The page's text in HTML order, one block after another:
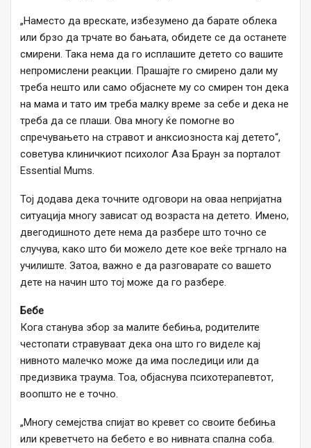
„Наместо да врескате, избезумено да барате облека
или брзо да трчате во бањата, обидете се да останете
смирени. Така нема да го исплашите детето со вашите
непромислени реакции. Прашајте го смирено дали му
треба нешто или само објаснете му со смирен тон дека
на мама и тато им треба малку време за себе и дека не
треба да се плаши. Ова многу ќе помогне во
спречувањето на стравот и анксиозноста кај детето“,
советува клиничкиот психолог Аза Браун за порталот
Essential Mums.
Тој додава дека точните одговори на оваа непријатна
ситуација многу зависат од возраста на детето. Имено,
двегодишното дете нема да разбере што точно се
случува, како што би можело дете кое веќе тргнало на
училиште. Затоа, важно е да разговарате со вашето
дете на начин што тој може да го разбере.
Бебе
Кога станува збор за малите бебиња, родителите
честопати стравуваат дека она што го виделе кај
нивното малечко може да има последици или да
предизвика траума. Тоа, објаснува психотерапевтот,
воопшто не е точно.
„Многу семејства спијат во кревет со своите бебиња
или креветчето на бебето е во нивната спална соба.